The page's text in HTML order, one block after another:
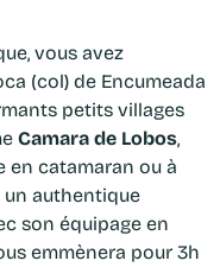
vous avez
(col) de Encumeada
petits villages
Camara de Lobos,
en catamaran ou à
un authentique
son équipage en
emmènera pour 3h